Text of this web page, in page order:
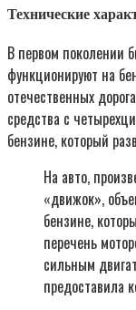
Технические
В первом поколении
функционируют на
отечественных
средства с
бензине, который
На авто,
«движок»,
бензине,
перечень
сильным
предоставила